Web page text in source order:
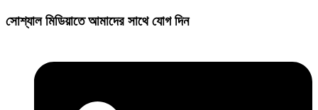
সোশ্যাল মিডিয়াতে আমাদের সাথে যোগ দিন